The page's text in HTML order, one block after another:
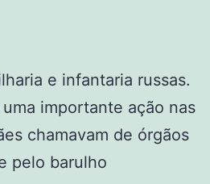
e infantaria russas.
importante ação nas
chamavam de órgãos
pelo barulho